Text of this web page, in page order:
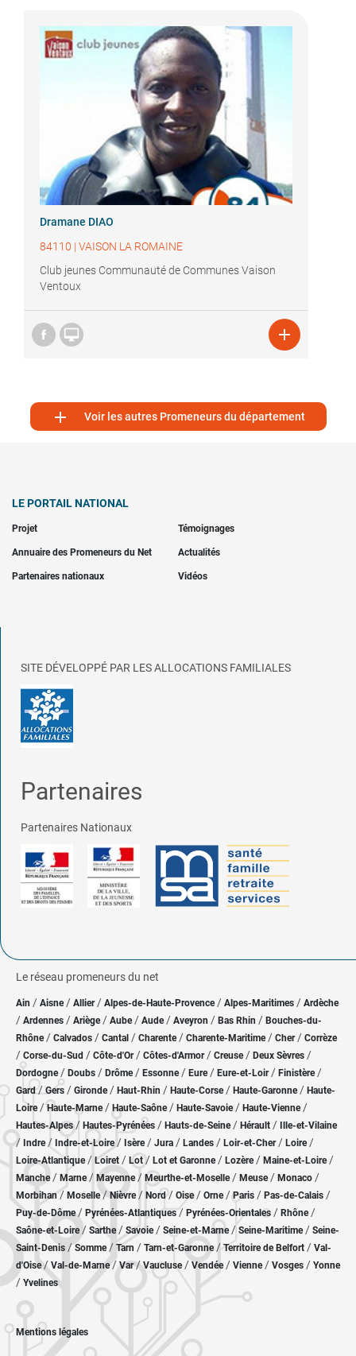
Dramane DIAO
84110 | VAISON LA ROMAINE
Club jeunes Communauté de Communes Vaison
Ventoux
 
 Voir les autres Promeneurs du département
LE PORTAIL NATIONAL
Projet Témoignages
Annuaire des Promeneurs du Net Actualités
Partenaires nationaux Vidéos
SITE DÉVELOPPÉ PAR LES ALLOCATIONS FAMILIALES
Partenaires
Partenaires Nationaux
Le réseau promeneurs du net
Ain / Aisne/ Allier/ Alpes-de-Haute-Provence / Alpes-Maritimes / Ardèche
/ Ardennes / Ariège/ Aube/ Aude / Aveyron / Bas Rhin / Bouches-du-
Rhône/ Calvados / Cantal / Charente / Charente-Maritime/ Cher / Corrèze
/ Corse-du-Sud / Côte-d'Or / Côtes-d'Armor/ Creuse/ Deux Sèvres /
Dordogne/ Doubs / Drôme/ Essonne / Eure/ Eure-et-Loir / Finistère/
Gard/Gers / Gironde/ Haut-Rhin / Haute-Corse/ Haute-Garonne/ Haute-
Loire/Haute-Marne/ Haute-Saône/ Haute-Savoie/ Haute-Vienne/
Hautes-Alpes/ Hautes-Pyrénées / Hauts-de-Seine/ Hérault / Ille-et-Vilaine
/ Indre/ Indre-et-Loire/ Isère/ Jura / Landes / Loir-et-Cher/ Loire/
Loire-Atlantique/ Loiret / Lot/ Lot et Garonne/ Lozère / Maine-et-Loire/
Manche/ Marne/ Mayenne/ Meurthe-et-Moselle/ Meuse/ Monaco /
Morbihan/ Moselle/ Nièvre / Nord/ Oise / Orne/Paris / Pas-de-Calais /
Puy-de-Dôme/ Pyrénées-Atlantiques / Pyrénées-Orientales / Rhône/
Saône-et-Loire/ Sarthe/ Savoie/ Seine-et-Marne/ Seine-Maritime/ Seine-
Saint-Denis /Somme/ Tarn / Tarn-et-Garonne/Territoire de Belfort / Val-
d'Oise/ Val-de-Marne/Var/Vaucluse/ Vendée/ Vienne/ Vosges / Yonne
/ Yvelines
Mentions légales